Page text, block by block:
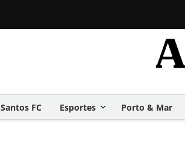
Santos FC Esportes Porto & Mar